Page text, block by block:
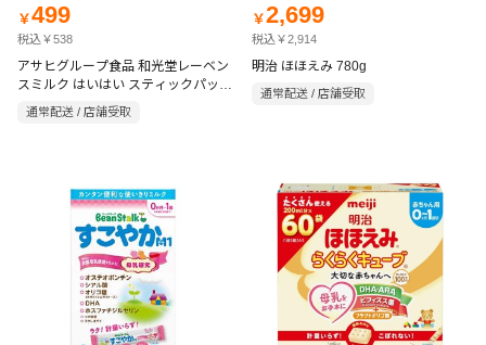
￥499
税込￥538
アサヒグループ食品 和光堂レーベン
スミルク はいはい スティックパック
13g×10本
通常配送 / 店舗受取
￥2,699
税込￥2,914
明治 ほほえみ 780g
通常配送 / 店舗受取